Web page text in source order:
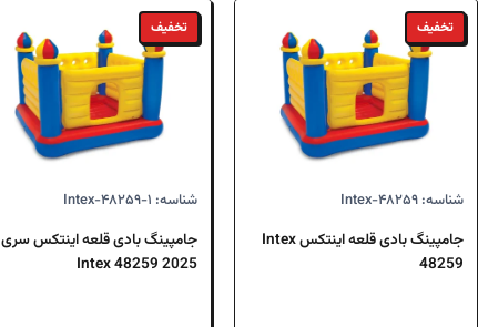
تخفیف
شناسه: Intex-۴۸۲۵۹
جامپینگ بادی قلعه اینتکس Intex
48259
تخفیف
شناسه: Intex-۴۸۲۵۹-۱
جامپینگ بادی قلعه اینتکس سری
2025 Intex 48259